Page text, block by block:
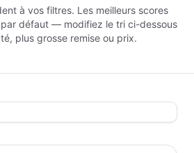
à vos filtres. Les meilleurs scores
par défaut — modifiez le tri ci-dessous
plus grosse remise ou prix.